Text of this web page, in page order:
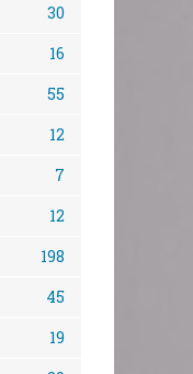
30
16
55
12
7
12
198
45
19